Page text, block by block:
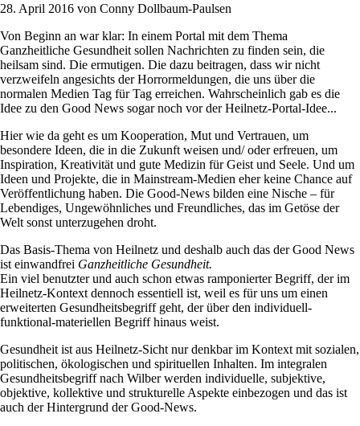
28. April 2016 von Conny Dollbaum-Paulsen
Von Beginn an war klar: In einem Portal mit dem Thema
Ganzheitliche Gesundheit sollen Nachrichten zu finden sein, die
heilsam sind. Die ermutigen. Die dazu beitragen, dass wir nicht
verzweifeln angesichts der Horrormeldungen, die uns über die
normalen Medien Tag für Tag erreichen. Wahrscheinlich gab es die
Idee zu den Good News sogar noch vor der Heilnetz-Portal-Idee...
Hier wie da geht es um Kooperation, Mut und Vertrauen, um
besondere Ideen, die in die Zukunft weisen und/ oder erfreuen, um
Inspiration, Kreativität und gute Medizin für Geist und Seele. Und um
Ideen und Projekte, die in Mainstream-Medien eher keine Chance auf
Veröffentlichung haben. Die Good-News bilden eine Nische – für
Lebendiges, Ungewöhnliches und Freundliches, das im Getöse der
Welt sonst unterzugehen droht.
Das Basis-Thema von Heilnetz und deshalb auch das der Good News
ist einwandfrei Ganzheitliche Gesundheit.
Ein viel benutzter und auch schon etwas ramponierter Begriff, der im
Heilnetz-Kontext dennoch essentiell ist, weil es für uns um einen
erweiterten Gesundheitsbegriff geht, der über den individuell-
funktional-materiellen Begriff hinaus weist.
Gesundheit ist aus Heilnetz-Sicht nur denkbar im Kontext mit sozialen,
politischen, ökologischen und spirituellen Inhalten. Im integralen
Gesundheitsbegriff nach Wilber werden individuelle, subjektive,
objektive, kollektive und strukturelle Aspekte einbezogen und das ist
auch der Hintergrund der Good-News.